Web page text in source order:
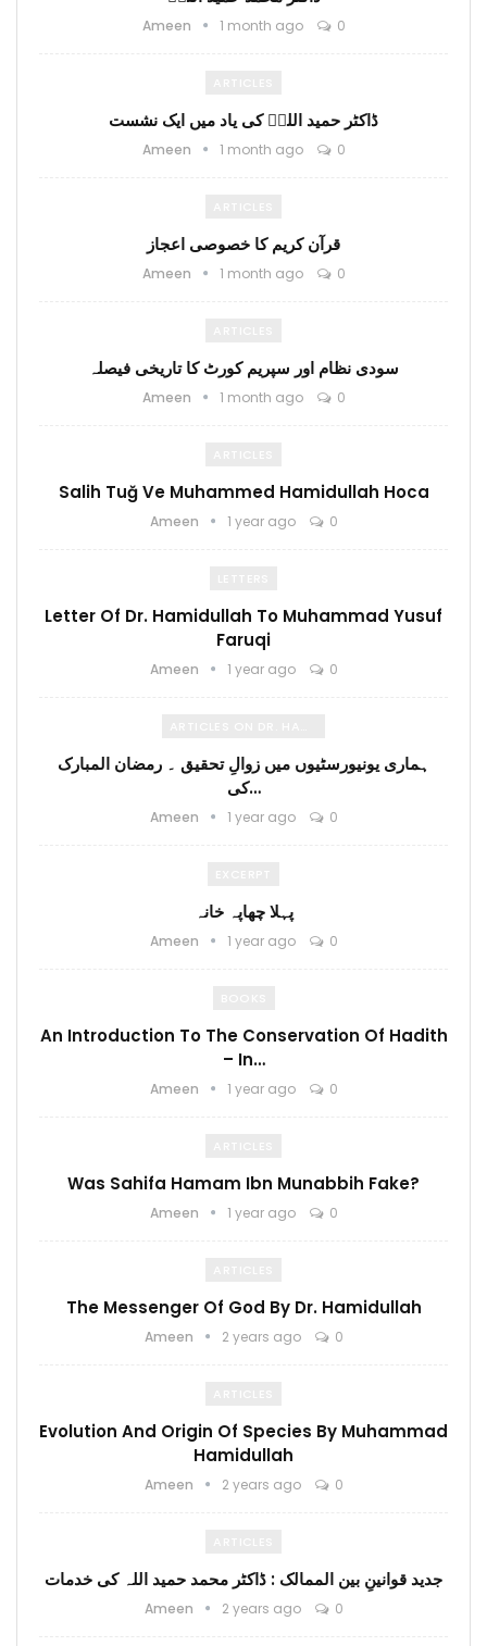
Ameen 1 month ago 0
ڈاکٹر حمید اللہؒ کی یاد میں ایک نشست
Ameen 1 month ago 0
قرآن کریم کا خصوصی اعجاز
Ameen 1 month ago 0
سودی نظام اور سپریم کورٹ کا تاریخی فیصلہ
Ameen 1 month ago 0
Salih Tuğ Ve Muhammed Hamidullah Hoca
Ameen 1 year ago 0
Letter Of Dr. Hamidullah To Muhammad Yusuf
Faruqi
Ameen 1 year ago 0
ہماری یونیورسٹیوں میں زوالِ تحقیق ۔ رمضان المبارک
کی…
Ameen 1 year ago 0
پہلا چھاپہ خانہ
Ameen 1 year ago 0
An Introduction To The Conservation Of Hadith
– In…
Ameen 1 year ago 0
Was Sahifa Hamam Ibn Munabbih Fake?
Ameen 1 year ago 0
The Messenger Of God By Dr. Hamidullah
Ameen 2 years ago 0
Evolution And Origin Of Species By Muhammad
Hamidullah
Ameen 2 years ago 0
جدید قوانینِ بین الممالک : ڈاکٹر محمد حمید اللہ کی خدمات
Ameen 2 years ago 0